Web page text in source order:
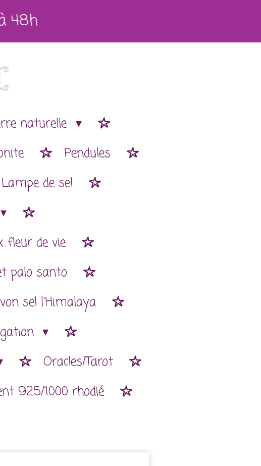
48h
naturelle
Pendules
Lampe de sel
fleur de vie
palo santo
sel l'Himalaya
Oracles/Tarot
925/1000 rhodié